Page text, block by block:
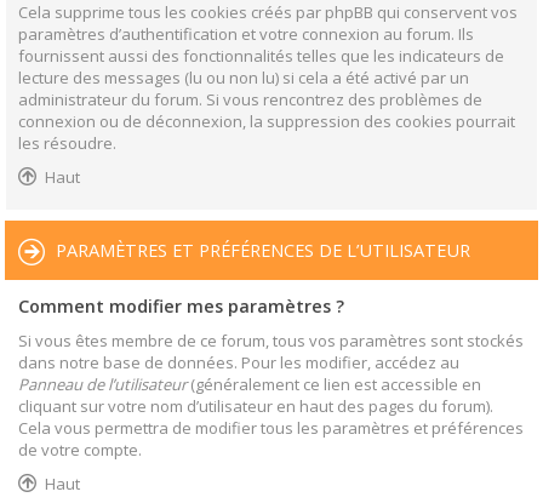
Cela supprime tous les cookies créés par phpBB qui conservent vos
paramètres d’authentification et votre connexion au forum. Ils
fournissent aussi des fonctionnalités telles que les indicateurs de
lecture des messages (lu ou non lu) si cela a été activé par un
administrateur du forum. Si vous rencontrez des problèmes de
connexion ou de déconnexion, la suppression des cookies pourrait
les résoudre.
Haut
PARAMÈTRES ET PRÉFÉRENCES DE L’UTILISATEUR
Comment modifier mes paramètres ?
Si vous êtes membre de ce forum, tous vos paramètres sont stockés
dans notre base de données. Pour les modifier, accédez au
Panneau de l’utilisateur(généralement ce lien est accessible en
cliquant sur votre nom d’utilisateur en haut des pages du forum).
Cela vous permettra de modifier tous les paramètres et préférences
de votre compte.
Haut